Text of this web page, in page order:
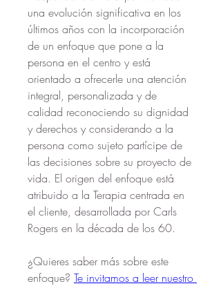
una evolución significativa en los
últimos años con la incorporación
de un enfoque que pone a la
persona en el centro y está
orientado a ofrecerle una atención
integral, personalizada y de
calidad reconociendo su dignidad
y derechos y considerando a la
persona como sujeto partícipe de
las decisiones sobre su proyecto de
vida. El origen del enfoque está
atribuido a la Terapia centrada en
el cliente, desarrollada por Carls
Rogers en la década de los 60.
¿Quieres saber más sobre este
enfoque? Te invitamos a leer nuestro